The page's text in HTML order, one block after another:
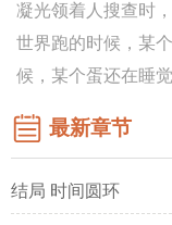
凝光领着人搜查时
世界跑的时候，某
候，某个蛋还在睡
最新章节
结局 时间圆环